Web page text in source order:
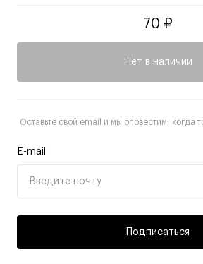
70 ₽
Нет в наличии
Оставьте свой email и мы оповестим, когда
E-mail
Подписаться